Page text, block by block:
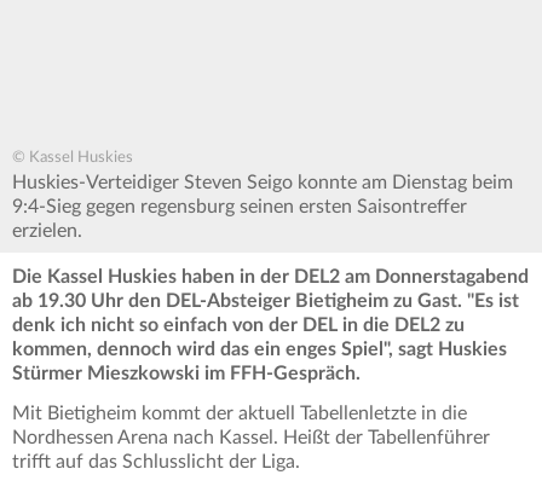
© Kassel Huskies
Huskies-Verteidiger Steven Seigo konnte am Dienstag beim
9:4-Sieg gegen regensburg seinen ersten Saisontreffer
erzielen.
Die Kassel Huskies haben in der DEL2 am Donnerstagabend
ab 19.30 Uhr den DEL-Absteiger Bietigheim zu Gast. "Es ist
denk ich nicht so einfach von der DEL in die DEL2 zu
kommen, dennoch wird das ein enges Spiel", sagt Huskies
Stürmer Mieszkowski im FFH-Gespräch.
Mit Bietigheim kommt der aktuell Tabellenletzte in die
Nordhessen Arena nach Kassel. Heißt der Tabellenführer
trifft auf das Schlusslicht der Liga.